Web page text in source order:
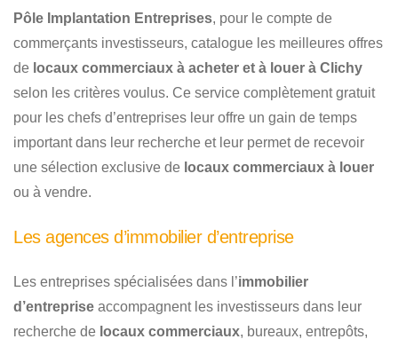
Pôle Implantation Entreprises, pour le compte de
commerçants investisseurs, catalogue les meilleures offres
de locaux commerciaux à acheter et à louer à Clichy
selon les critères voulus. Ce service complètement gratuit
pour les chefs d’entreprises leur offre un gain de temps
important dans leur recherche et leur permet de recevoir
une sélection exclusive de locaux commerciaux à louer
ou à vendre.
Les agences d’immobilier d’entreprise
Les entreprises spécialisées dans l’immobilier
d’entreprise accompagnent les investisseurs dans leur
recherche de locaux commerciaux, bureaux, entrepôts,